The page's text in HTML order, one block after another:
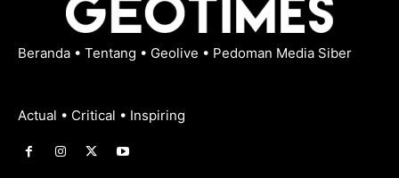
Beranda • Tentang • Geolive • Pedoman Media Siber
Actual • Critical • Inspiring